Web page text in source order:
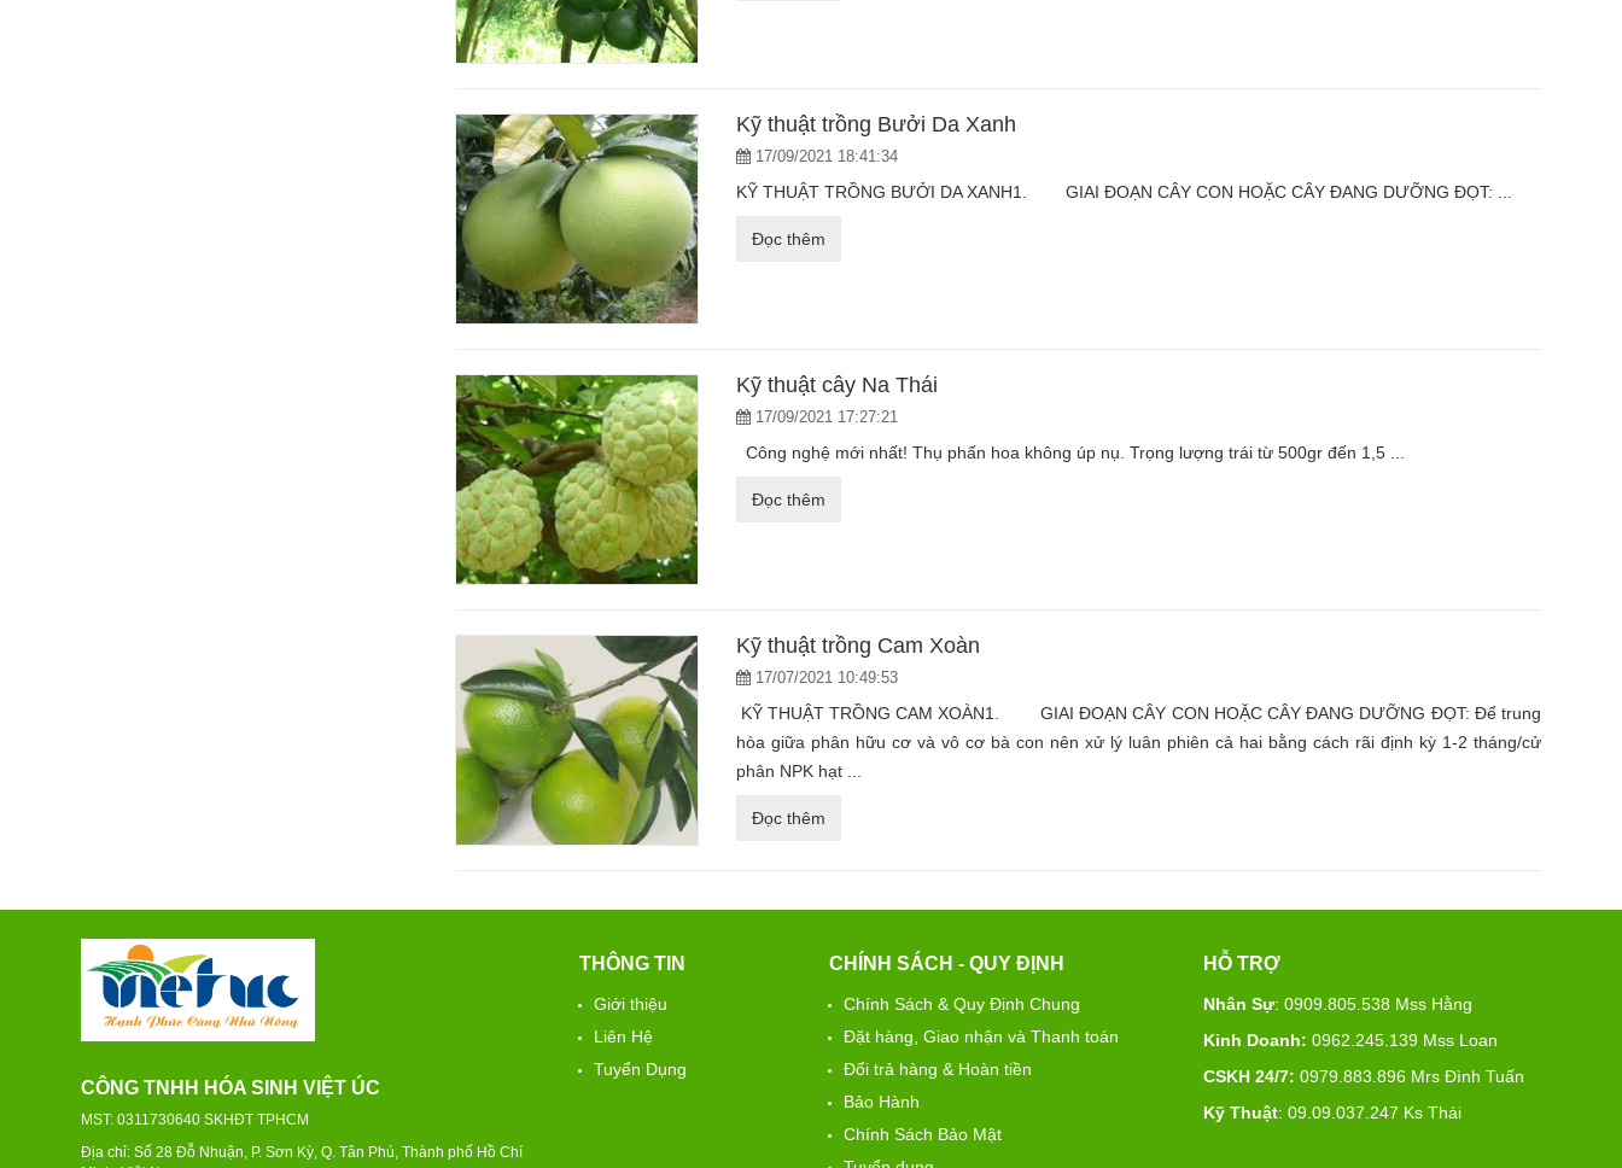
Kỹ thuật trồng Bưởi Da Xanh
17/09/2021 18:41:34
KỸ THUẬT TRỒNG BƯỞI DA XANH1. GIAI ĐOẠN CÂY CON HOẶC CÂY ĐANG DƯỠNG ĐỌT: ...
Đọc thêm
Kỹ thuật cây Na Thái
17/09/2021 17:27:21
Công nghệ mới nhất! Thụ phấn hoa không úp nụ. Trọng lượng trái từ 500gr đến 1,5 ...
Đọc thêm
Kỹ thuật trồng Cam Xoàn
17/07/2021 10:49:53
KỸ THUẬT TRỒNG CAM XOÀN1. GIAI ĐOẠN CÂY CON HOẶC CÂY ĐANG DƯỠNG ĐỌT: Để trung
hòa giữa phân hữu cơ và vô cơ bà con nên xử lý luân phiên cả hai bằng cách rãi định kỳ 1-2 tháng/cử
phân NPK hạt ...
Đọc thêm
CÔNG TNHH HÓA SINH VIỆT ÚC
MST: 0311730640 SKHĐT TPHCM
Địa chỉ: Số 28 Đỗ Nhuận, P. Sơn Kỳ, Q. Tân Phú, Thành phố Hồ Chí
THÔNG TIN
Giới thiệu
Liên Hệ
Tuyển Dụng
CHÍNH SÁCH - QUY ĐỊNH
Chính Sách & Quy Định Chung
Đặt hàng, Giao nhận và Thanh toán
Đổi trả hàng & Hoàn tiền
Bảo Hành
Chính Sách Bảo Mật
HỖ TRỢ
Nhân Sự: 0909.805.538 Mss Hằng
Kinh Doanh: 0962.245.139 Mss Loan
CSKH 24/7: 0979.883.896 Mrs Đình Tuấn
Kỹ Thuật: 09.09.037.247 Ks Thái